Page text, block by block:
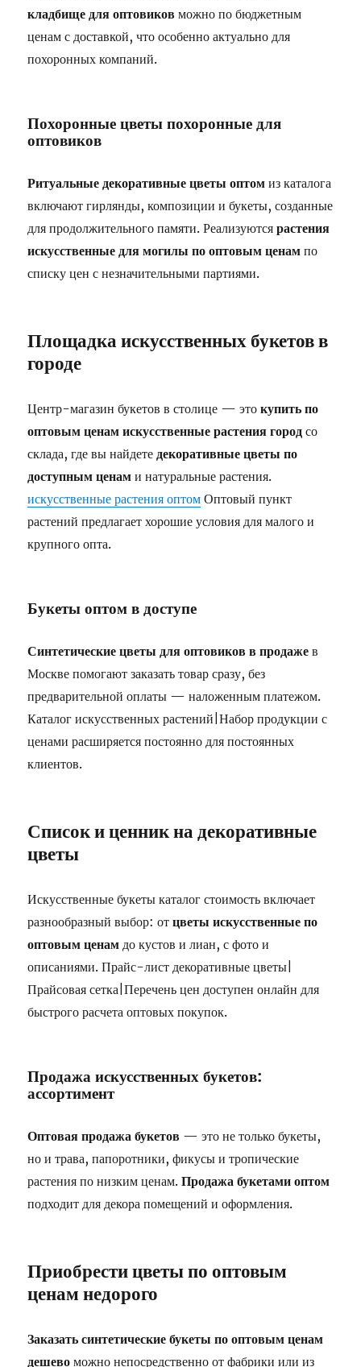
кладбище для оптовиков можно по бюджетным
ценам с доставкой, что особенно актуально для
похоронных компаний.
Похоронные цветы похоронные для
оптовиков
Ритуальные декоративные цветы оптом из каталога
включают гирлянды, композиции и букеты, созданные
для продолжительного памяти. Реализуютсярастения
искусственные для могилы по оптовым ценам по
списку цен с незначительными партиями.
Площадка искусственных букетов в
городе
Центр-магазин букетов в столице — этокупить по
оптовым ценам искусственные растения город со
склада, где вы найдетедекоративные цветы по
доступным ценам и натуральные растения.
искусственные растения оптом Оптовый пункт
растений предлагает хорошие условия для малого и
крупного опта.
Букеты оптом в доступе
Синтетические цветы для оптовиков в продаже в
Москве помогают заказать товар сразу, без
предварительной оплаты — наложенным платежом.
Каталог искусственных растений|Набор продукции с
ценами расширяется постоянно для постоянных
клиентов.
Список и ценник на декоративные
цветы
Искусственные букеты каталог стоимость включает
разнообразный выбор: отцветы искусственные по
оптовым ценам до кустов и лиан, с фото и
описаниями. Прайс-лист декоративные цветы|
Прайсовая сетка|Перечень цен доступен онлайн для
быстрого расчета оптовых покупок.
Продажа искусственных букетов:
ассортимент
Оптовая продажа букетов — это не только букеты,
но и трава, папоротники, фикусы и тропические
растения по низким ценам.Продажа букетами оптом
подходит для декора помещений и оформления.
Приобрести цветы по оптовым
ценам недорого
Заказать синтетические букеты по оптовым ценам
дешево можно непосредственно от фабрики или из